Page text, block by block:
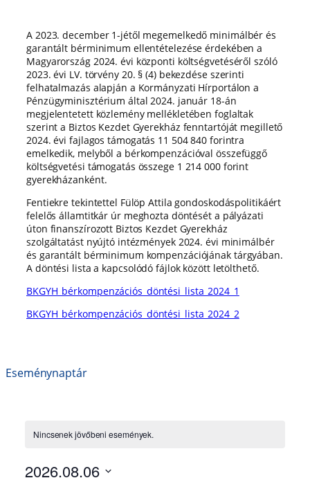
A 2023. december 1-jétől megemelkedő minimálbér és
garantált bérminimum ellentételezése érdekében a
Magyarország 2024. évi központi költségvetéséről szóló
2023. évi LV. törvény 20. § (4) bekezdése szerinti
felhatalmazás alapján a Kormányzati Hírportálon a
Pénzügyminisztérium által 2024. január 18-án
megjelentetett közlemény mellékletében foglaltak
szerint a Biztos Kezdet Gyerekház fenntartóját megillető
2024. évi fajlagos támogatás 11 504 840 forintra
emelkedik, melyből a bérkompenzációval összefüggő
költségvetési támogatás összege 1 214 000 forint
gyerekházanként.
Fentiekre tekintettel Fülöp Attila gondoskodáspolitikáért
felelős államtitkár úr meghozta döntését a pályázati
úton finanszírozott Biztos Kezdet Gyerekház
szolgáltatást nyújtó intézmények 2024. évi minimálbér
és garantált bérminimum kompenzációjának tárgyában.
A döntési lista a kapcsolódó fájlok között letölthető.
BKGYH_bérkompenzációs_döntési_lista_2024_1
BKGYH_bérkompenzációs_döntési_lista_2024_2
Eseménynaptár